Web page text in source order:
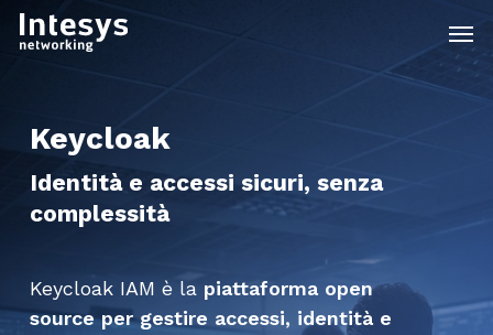
Skip
Keycloak
Identità e accessi sicuri, senza
complessità
Keycloak IAM è la piattaforma open
source per gestire accessi, identità e